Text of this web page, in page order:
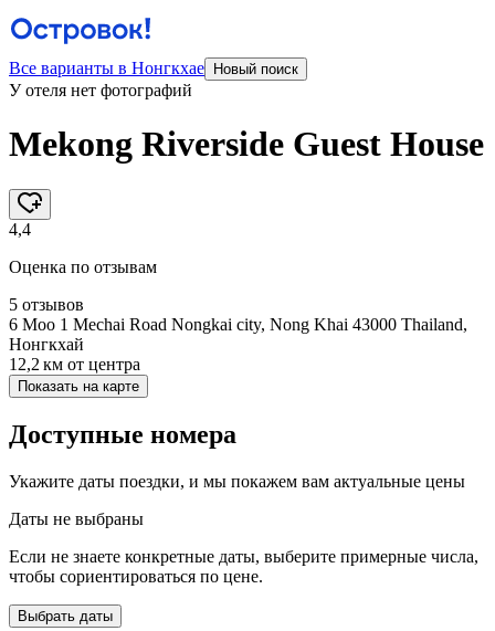
Все варианты в Нонгкхае Новый поиск
У отеля нет фотографий
Mekong Riverside Guest House
4,4
Оценка по отзывам
5 отзывов
6 Moo 1 Mechai Road Nongkai city, Nong Khai 43000 Thailand,
Нонгкхай
12,2 км от центра
Показать на карте
Доступные номера
Укажите даты поездки, и мы покажем вам актуальные цены
Даты не выбраны
Если не знаете конкретные даты, выберите примерные числа,
чтобы сориентироваться по цене.
Выбрать даты